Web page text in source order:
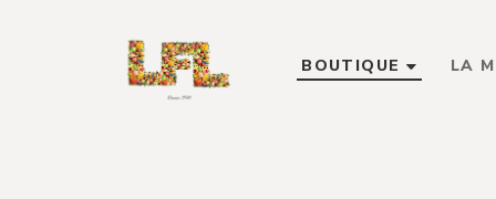
BOUTIQUE LA